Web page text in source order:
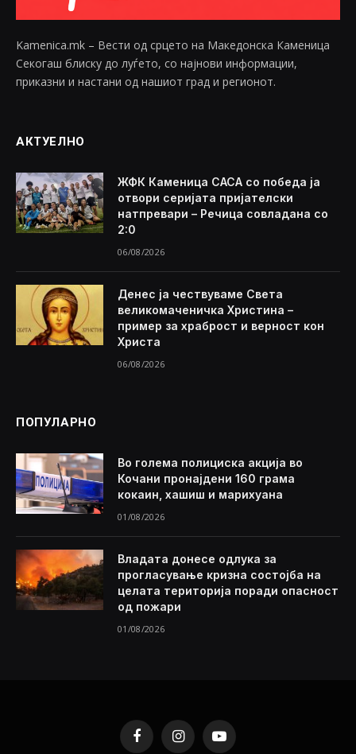
Kamenica.mk – Вести од срцето на Македонска Каменица
Секогаш блиску до луѓето, со најнови информации,
приказни и настани од нашиот град и регионот.
АКТУЕЛНО
ЖФК Каменица САСА со победа ја
отвори серијата пријателски
натпревари – Речица совладана со
2:0
06/08/2026
Денес ја чествуваме Света
великомаченичка Христина –
пример за храброст и верност кон
Христа
06/08/2026
ПОПУЛАРНО
Во голема полициска акција во
Кочани пронајдени 160 грама
кокаин, хашиш и марихуана
01/08/2026
Владата донесе одлука за
прогласување кризна состојба на
целата територија поради опасност
од пожари
01/08/2026
FacebookInstagramYouTube